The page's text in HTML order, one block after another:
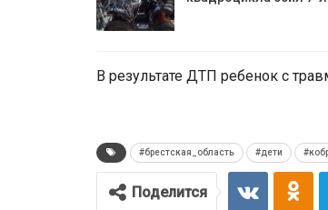
В результате ДТП ребенок с
#брестская_область #дети
Поделится